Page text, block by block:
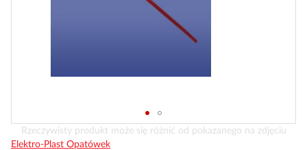
Przejdź
na
Rzeczywisty produkt może się różnić od pokazanego na zdjęciu
Elektro-Plast Opatówek